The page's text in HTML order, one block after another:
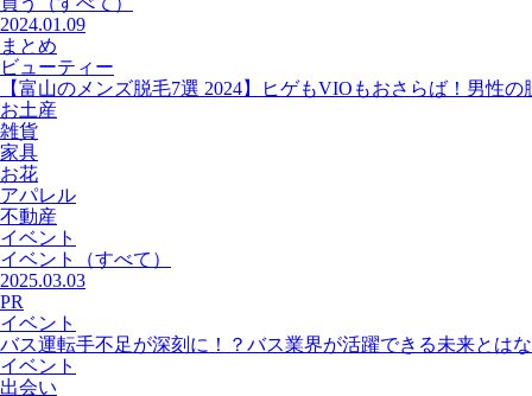
2024.01.09
まとめ
ビューティー
【富山のメンズ脱毛7選 2024】ヒゲもVIOもおさらば！男性
お土産
雑貨
家具
お花
アパレル
不動産
イベント
イベント
（すべて）
2025.03.03
PR
イベント
バス運転手不足が深刻に！？バス業界が活躍できる未来とは
イベント
出会い